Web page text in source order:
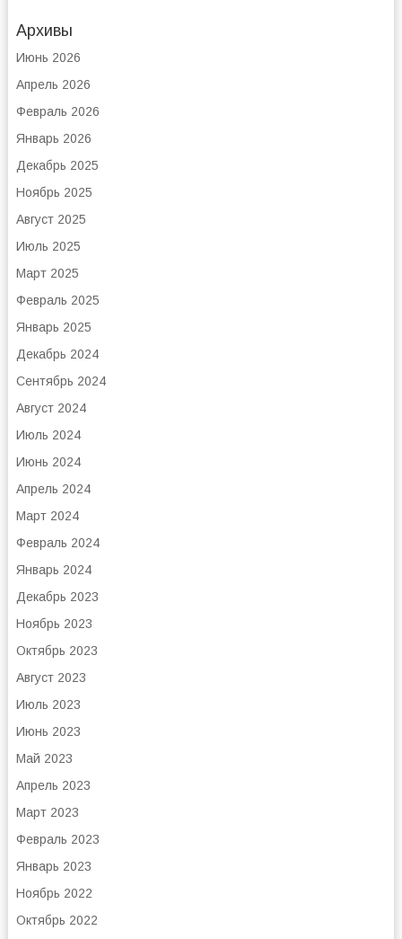
Архивы
Июнь 2026
Апрель 2026
Февраль 2026
Январь 2026
Декабрь 2025
Ноябрь 2025
Август 2025
Июль 2025
Март 2025
Февраль 2025
Январь 2025
Декабрь 2024
Сентябрь 2024
Август 2024
Июль 2024
Июнь 2024
Апрель 2024
Март 2024
Февраль 2024
Январь 2024
Декабрь 2023
Ноябрь 2023
Октябрь 2023
Август 2023
Июль 2023
Июнь 2023
Май 2023
Апрель 2023
Март 2023
Февраль 2023
Январь 2023
Ноябрь 2022
Октябрь 2022